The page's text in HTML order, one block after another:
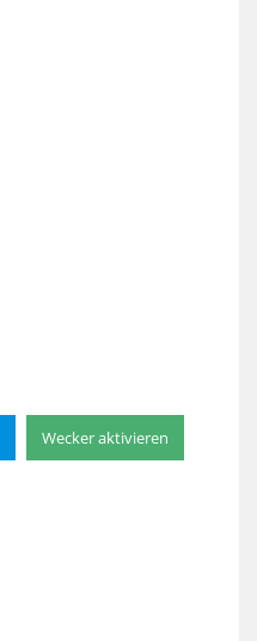
Wecker aktivieren